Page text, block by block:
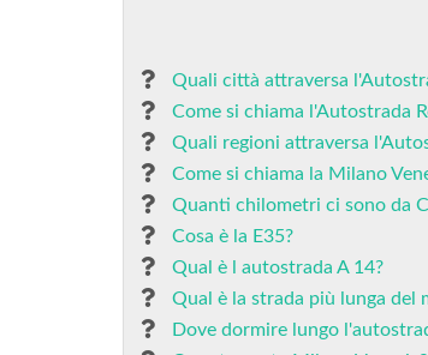
Quali città attraversa
Come si chiama l'Autostrada
Quali regioni attraversa
Come si chiama la Milano
Quanti chilometri ci sono da
Cosa è la E35?
Qual è l autostrada A 14?
Qual è la strada più lunga del
Dove dormire lungo